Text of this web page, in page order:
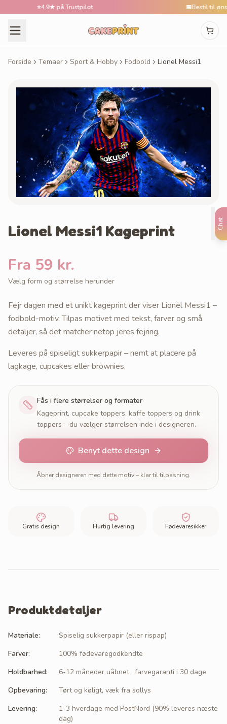
Chat
4,9★ på Trustpilot Bestil til
Forside Temaer Sport & Hobby Fodbold Lionel Messi1
Lionel Messi1 Kageprint
Fra 59 kr.
Vælg form og størrelse herunder
Fejr dagen med et unikt kageprint der viser Lionel Messi1 –
fodbold-motiv. Tilpas motivet med tekst, farver og små
detaljer, så det matcher netop jeres fejring.
Leveres på spiseligt sukkerpapir – nemt at placere på
lagkage, cupcakes eller brownies.
Fås i flere størrelser og formater
Kageprint, cupcake toppers, kaffe toppers og drink
toppers – du vælger størrelsen inde i designeren.
Benyt dette design
Åbner designeren med dette motiv – klar til tilpasning.
Gratis design Hurtig levering Fødevaresikker
Produktdetaljer
Materiale:
Spiselig sukkerpapir (eller rispap)
Farver:
100% fødevaregodkendte
Holdbarhed:
6-12 måneder uåbnet · farvegaranti i 30 dage
Opbevaring:
Tørt og køligt, væk fra sollys
Levering:
1-3 hverdage med PostNord (90% leveres næste
dag)